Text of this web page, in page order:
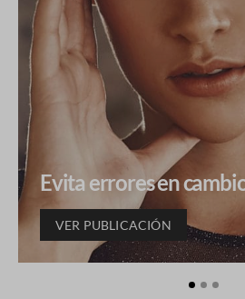
Evita errores en
VER PUBLICACIÓN